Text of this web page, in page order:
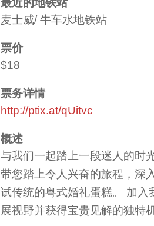
最近的地铁站
麦士威/ 牛车水地铁站
票价
$18
票务详情
http://ptix.at/qUitvc
概述
与我们一起踏上一段迷人的时
带您踏上令人兴奋的旅程，深
试传统的粤式婚礼蛋糕。 加
展视野并获得宝贵见解的独特